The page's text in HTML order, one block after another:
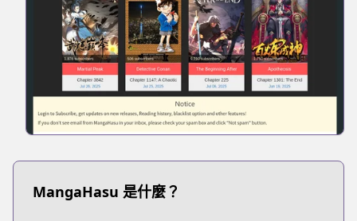
MangaHasu 是什麼？